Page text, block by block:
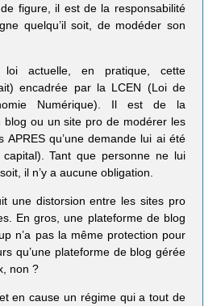
figure, il est de la responsabilité
quelqu’il soit, de modéder son
actuelle, en pratique, cette
encadrée par la LCEN (Loi de
Numérique). Il est de la
blog ou un site pro de modérer les
APRES qu’une demande lui ai été
capital). Tant que personne ne lui
il n’y a aucune obligation.
une distorsion entre les sites pro
En gros, une plateforme de blog
n’a pas la même protection pour
qu’une plateforme de blog gérée
non ?
en cause un régime qui a tout de